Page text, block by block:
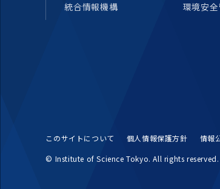
統合情報機構 環境安
このサイトについて 個人情報保護方針 情報
© Institute of Science Tokyo. All rights reserved.